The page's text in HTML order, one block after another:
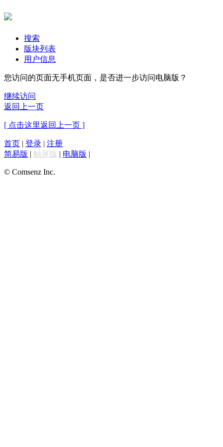
搜索
版块列表
用户信息
您访问的页面无手机页面，是否进一步访问电脑版？
继续访问
返回上一页
[ 点击这里返回上一页 ]
首页 | 登录 | 注册
简易版 | 触屏版 | 电脑版 |
© Comsenz Inc.